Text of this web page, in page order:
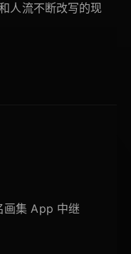
人流不断改写的现
画集 App 中继